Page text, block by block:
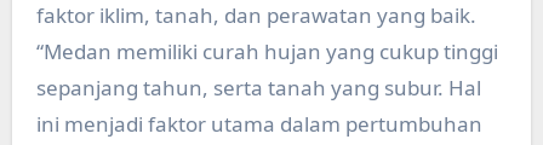
faktor iklim, tanah, dan perawatan yang baik.
“Medan memiliki curah hujan yang cukup tinggi
sepanjang tahun, serta tanah yang subur. Hal
ini menjadi faktor utama dalam pertumbuhan